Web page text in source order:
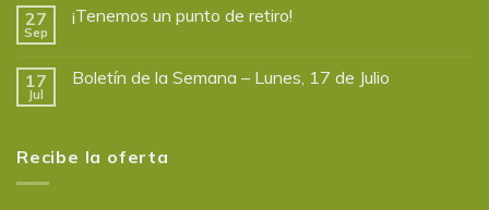
27
Sep
¡Tenemos un punto de retiro!
17
Jul
Boletín de la Semana – Lunes, 17 de Julio
Recibe la oferta